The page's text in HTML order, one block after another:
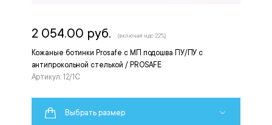
Кожаные ботинки Prosafe с МП подошва ПУ/ПУ с
антипрокольной стелькой / PROSAFE
Артикул: 12/1С
2 054.00 руб. (включая ндс 22%)
Выбрать размер